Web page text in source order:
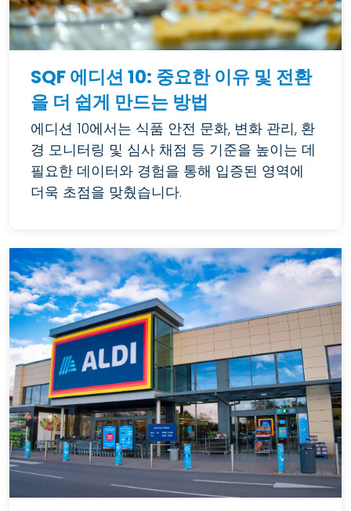
SQF 에디션 10: 중요한 이유 및 전환
을 더 쉽게 만드는 방법
에디션 10에서는 식품 안전 문화, 변화 관리, 환
경 모니터링 및 심사 채점 등 기준을 높이는 데
필요한 데이터와 경험을 통해 입증된 영역에
더욱 초점을 맞췄습니다.